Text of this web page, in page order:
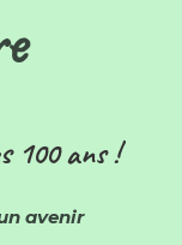
100 ans !
avenir